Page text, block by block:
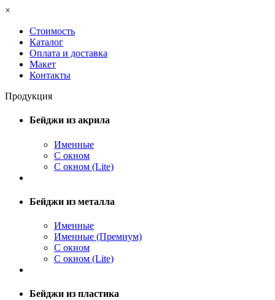
×
Стоимость
Каталог
Оплата и доставка
Макет
Контакты
Продукция
Бейджи из акрила
Именные
С окном
С окном (Lite)
Бейджи из металла
Именные
Именные (Премиум)
С окном
С окном (Lite)
Бейджи из пластика